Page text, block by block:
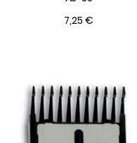
7,25 €